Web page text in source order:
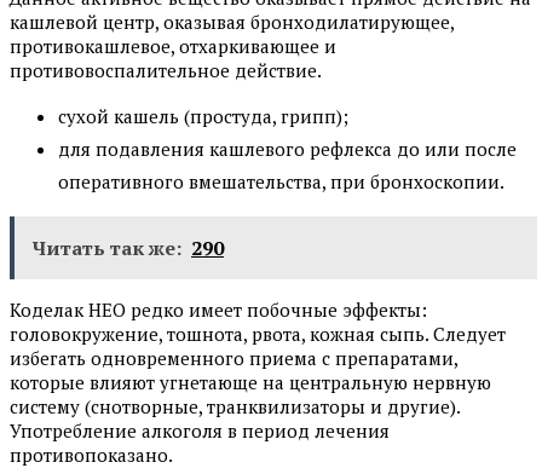
кашлевой центр, оказывая бронходилатирующее,
противокашлевое, отхаркивающее и
противовоспалительное действие.
сухой кашель (простуда, грипп);
для подавления кашлевого рефлекса до или после
оперативного вмешательства, при бронхоскопии.
Читать так же: 290
Коделак НЕО редко имеет побочные эффекты:
головокружение, тошнота, рвота, кожная сыпь. Следует
избегать одновременного приема с препаратами,
которые влияют угнетающе на центральную нервную
систему (снотворные, транквилизаторы и другие).
Употребление алкоголя в период лечения
противопоказано.